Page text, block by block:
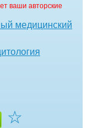
ваши авторские
медицинский
☆